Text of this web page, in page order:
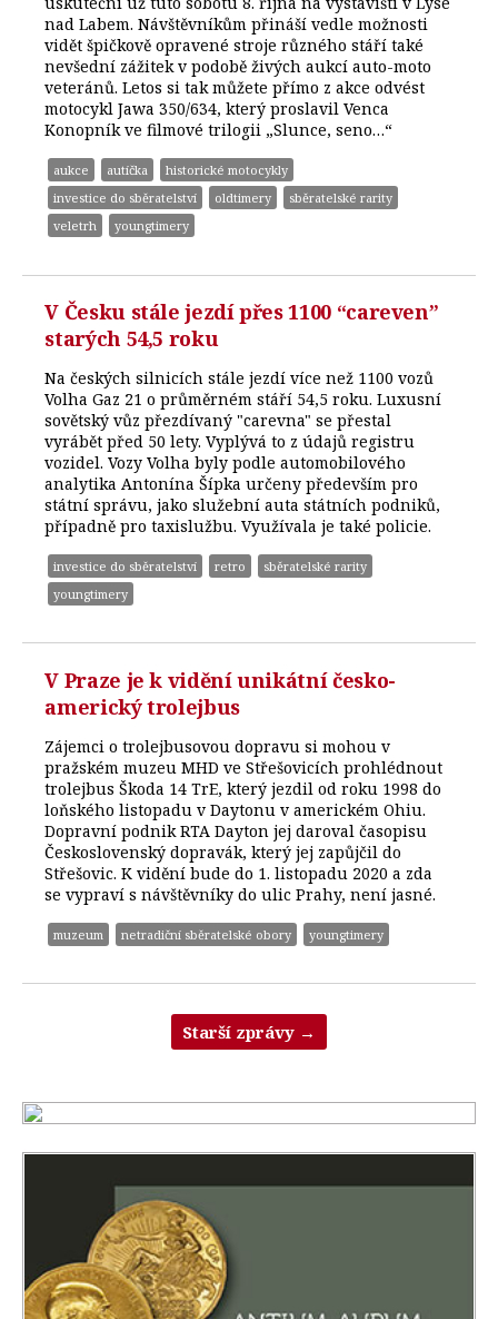
nad Labem. Návštěvníkům přináší vedle možnosti
vidět špičkově opravené stroje různého stáří také
nevšední zážitek v podobě živých aukcí auto-moto
veteránů. Letos si tak můžete přímo z akce odvést
motocykl Jawa 350/634, který proslavil Venca
Konopník ve filmové trilogii „Slunce, seno…“
aukce autíčka
historické motocykly
investice do sběratelství
oldtimery
sběratelské rarity
veletrh
youngtimery
V Česku stále jezdí přes 1100 “careven”
starých 54,5 roku
Na českých silnicích stále jezdí více než 1100 vozů
Volha Gaz 21 o průměrném stáří 54,5 roku. Luxusní
sovětský vůz přezdívaný "carevna" se přestal
vyrábět před 50 lety. Vyplývá to z údajů registru
vozidel. Vozy Volha byly podle automobilového
analytika Antonína Šípka určeny především pro
státní správu, jako služební auta státních podniků,
případně pro taxislužbu. Využívala je také policie.
investice do sběratelství retro
sběratelské rarity
youngtimery
V Praze je k vidění unikátní česko-
americký trolejbus
Zájemci o trolejbusovou dopravu si mohou v
pražském muzeu MHD ve Střešovicích prohlédnout
trolejbus Škoda 14 TrE, který jezdil od roku 1998 do
loňského listopadu v Daytonu v americkém Ohiu.
Dopravní podnik RTA Dayton jej daroval časopisu
Československý dopravák, který jej zapůjčil do
Střešovic. K vidění bude do 1. listopadu 2020 a zda
se vypraví s návštěvníky do ulic Prahy, není jasné.
muzeum netradiční sběratelské obory youngtimery
Starší zprávy →